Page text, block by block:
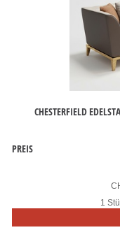
CHESTERFIELD
PREIS
1